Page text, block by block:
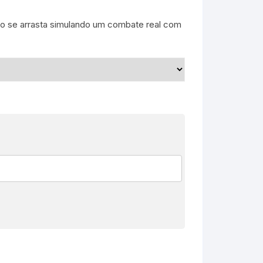
se arrasta simulando um combate real com